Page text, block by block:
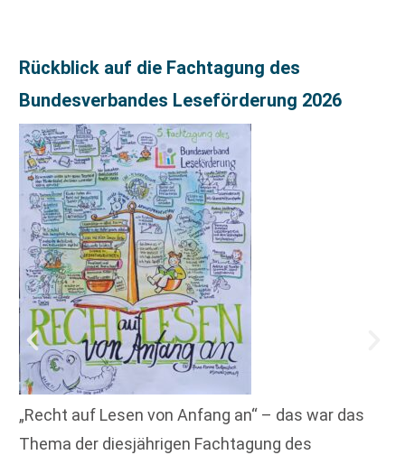
Rückblick auf die Fachtagung des
Bundesverbandes Leseförderung 2026
„Recht auf Lesen von Anfang an“ – das war das
Thema der diesjährigen Fachtagung des